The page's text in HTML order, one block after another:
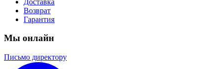
Возврат
Гарантия
Мы онлайн
Письмо директору